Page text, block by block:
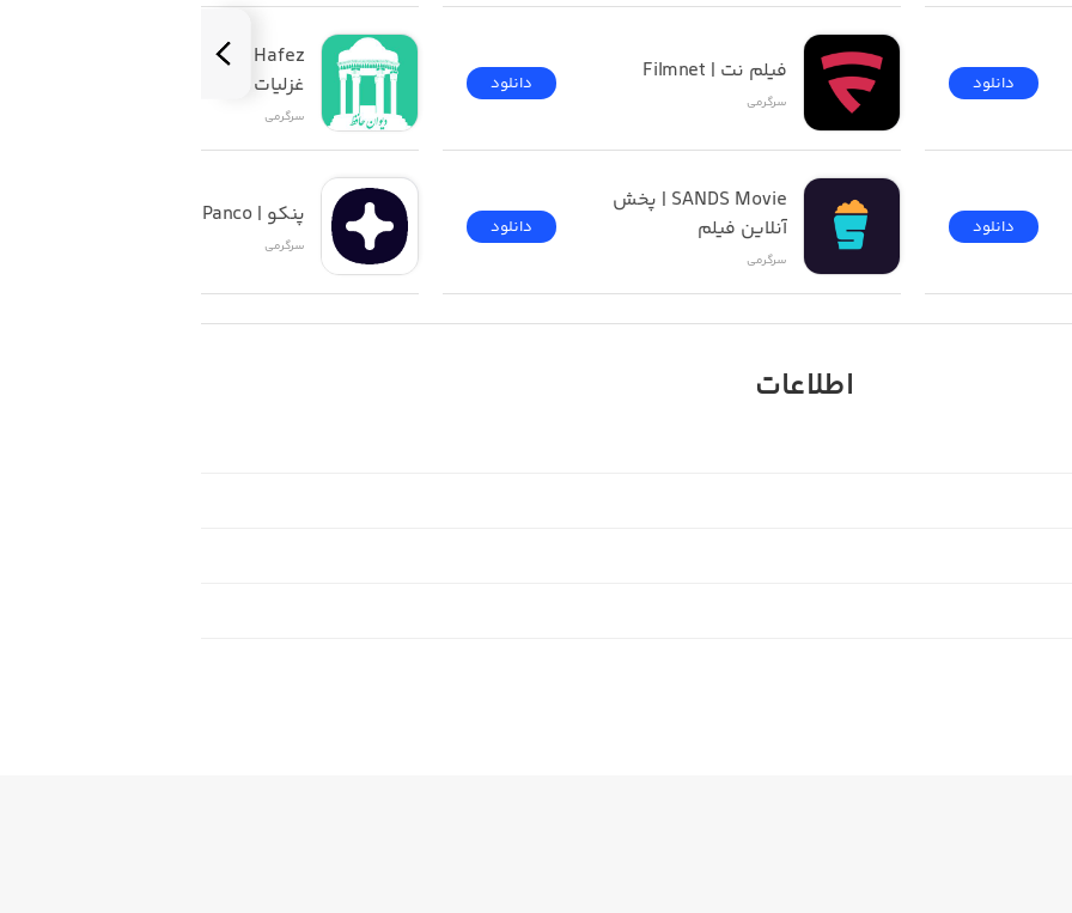
دانلود
دانلود
فیلم نت | Filmnet
سرگرمی
دانلود
آنلاین فیلم
سرگرمی
دانلود
غزلیات و فال حافظ باصدا
سرگرمی
پنکو | Panco
سرگرمی
اطلاعات